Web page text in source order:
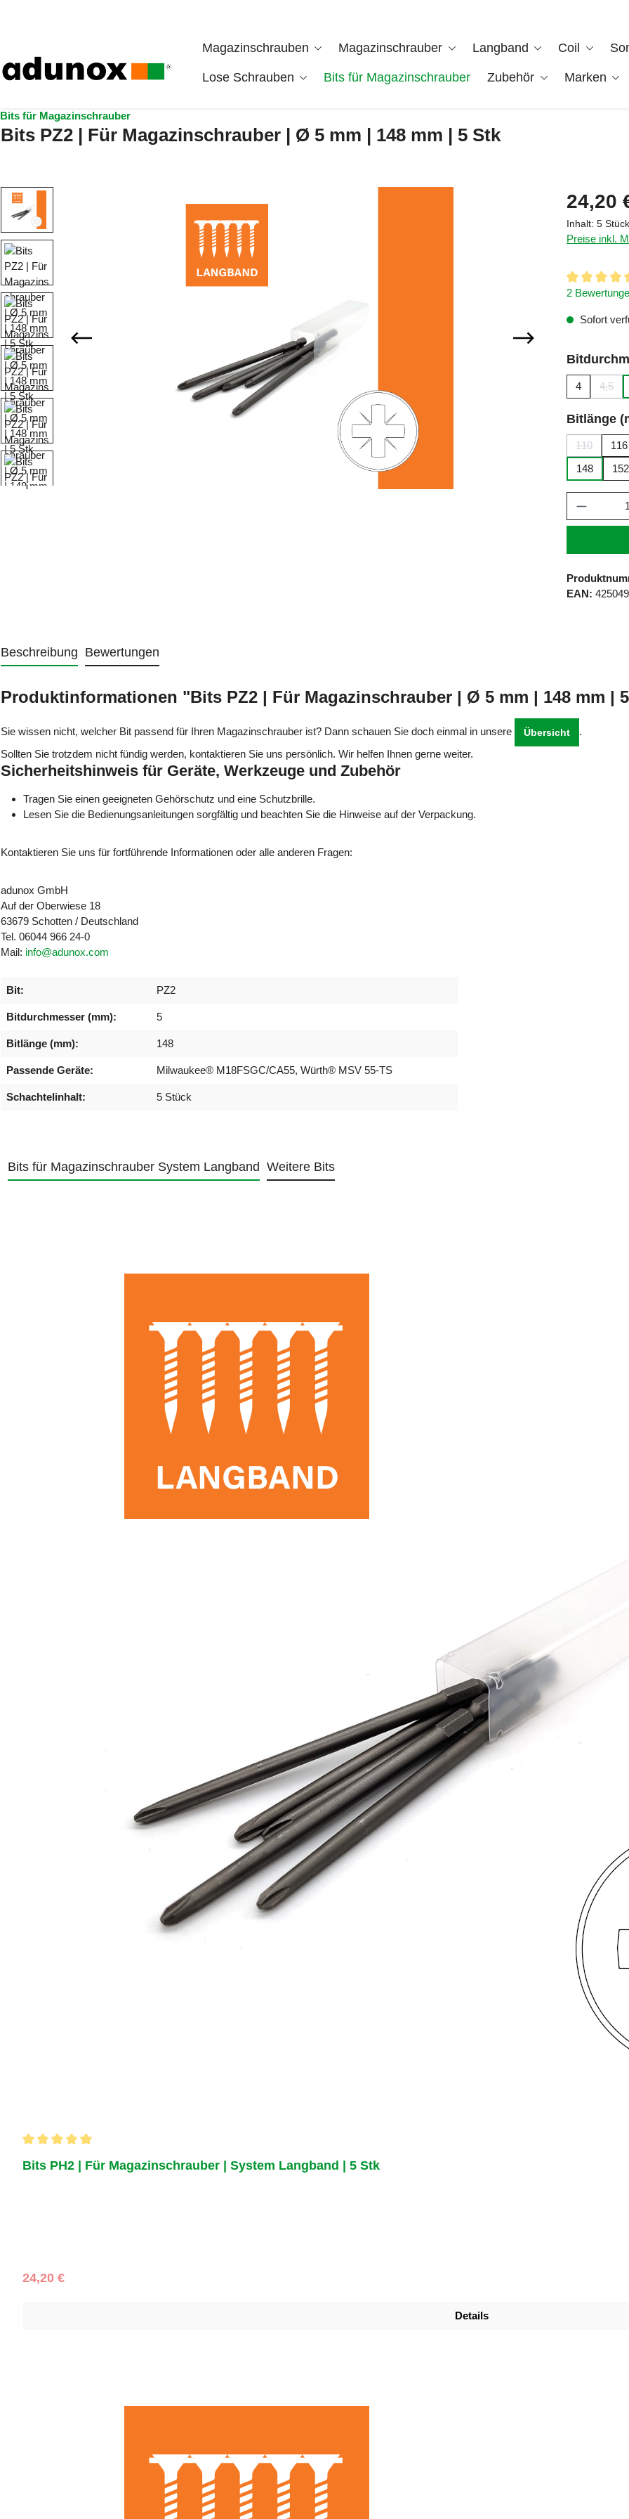
Magazinschrauben Magazinschrauber Langband Coil
Lose Schrauben Bits für Magazinschrauber Zubehör Marken
Bits für Magazinschrauber
Bits PZ2 | Für Magazinschrauber | Ø 5 mm | 148 mm | 5 Stk
Bildergalerie überspringen Regulärer
24,20
Inhalt:5
Preise inkl.
2
Sofort
4 4,5
Bitlänge
110
116
148
152
EAN:
Beschreibung Bewertungen
Produktinformationen "Bits PZ2 | Für Magazinschrauber | Ø 5 mm | 148 mm |
Sie wissen nicht, welcher Bit passend für Ihren Magazinschrauber ist? Dann schauen Sie doch einmal in unsere Übersicht
.
Sollten Sie trotzdem nicht fündig werden, kontaktieren Sie uns persönlich. Wir helfen Ihnen gerne weiter.
Sicherheitshinweis für Geräte, Werkzeuge und Zubehör
Tragen Sie einen geeigneten Gehörschutz und eine Schutzbrille.
Lesen Sie die Bedienungsanleitungen sorgfältig und beachten Sie die Hinweise auf der Verpackung.
Kontaktieren Sie uns für fortführende Informationen oder alle anderen Fragen:
adunox GmbH
Auf der Oberwiese 18
63679 Schotten / Deutschland
Tel. 06044 966 24-0
Mail: info@adunox.com
Bit: PZ2
Bitdurchmesser (mm): 5
Bitlänge (mm): 148
Passende Geräte: Milwaukee® M18FSGC/CA55, Würth® MSV 55-TS
Schachtelinhalt: 5 Stück
Bits für Magazinschrauber System Langband Weitere Bits
Bits PH2 | Für Magazinschrauber | System Langband | 5 Stk
Regulärer Preis:
24,20 €
Details